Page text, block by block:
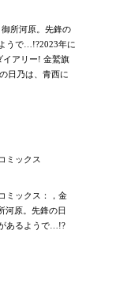
所河原。先鋒の
うで…!?2023年に
イアリー! 金鷲旗
日乃は、青西に
ミックス
ミックス：，金
河原。先鋒の日
あるようで…!?